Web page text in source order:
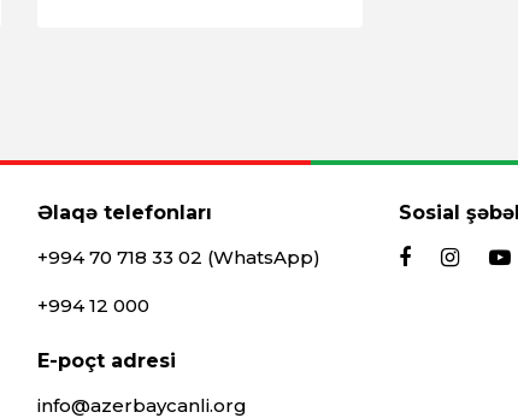
Əlaqə telefonları
+994 70 718 33 02 (WhatsApp)
+994 12 000
E-poçt adresi
info@azerbaycanli.org
Sosial